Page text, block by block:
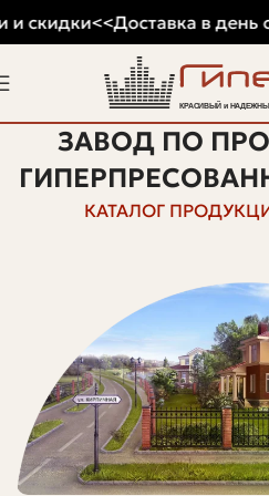
ЗАВОД ПО
КАТАЛОГ
скидки<<Доставка в день